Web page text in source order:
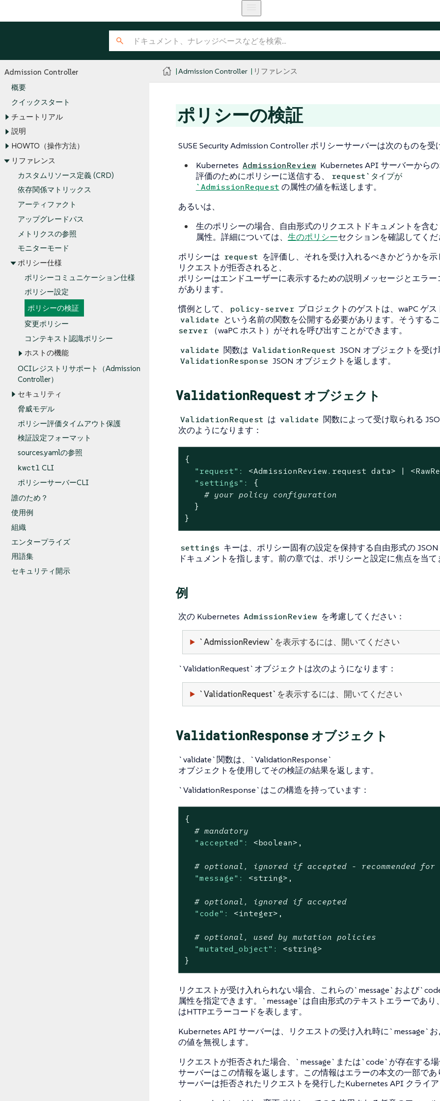
Admission Controller
概要
クイックスタート
チュートリアル
説明
HOWTO（操作方法）
リファレンス
カスタムリソース定義 (CRD)
依存関係マトリックス
アーティファクト
アップグレードパス
メトリクスの参照
モニターモード
ポリシー仕様
ポリシーコミュニケーション仕様
ポリシー設定
ポリシーの検証
変更ポリシー
コンテキスト認識ポリシー
ホストの機能
OCIレジストリサポート（Admission
Controller）
セキュリティ
脅威モデル
ポリシー評価タイムアウト保護
検証設定フォーマット
sources.yamlの参照
kwctl CLI
ポリシーサーバーCLI
誰のため？
使用例
組織
エンタープライズ
用語集
セキュリティ開示
Admission Controller リファレンス
ポリシーの検証
SUSE Security Admission Controller ポリシーサーバーは次のものを受
Kubernetes AdmissionReview Kubernetes API サーバーからの
評価のためにポリシーに送信する、
request`タイプが
`AdmissionRequest の属性の値を転送します。
あるいは、
生のポリシーの場合、自由形式のリクエストドキュメントを含む
属性。詳細については、 生のポリシーセクションを確認してくだ
ポリシーは request を評価し、それを受け入れるべきかどうかを示
リクエストが拒否されると、
ポリシーはエンドユーザーに表示するための説明メッセージとエラ
があります。
慣例として、
policy-server プロジェクトのゲストは、waPC ゲス
validate という名前の関数を公開する必要があります。そうするこ
server
（waPC ホスト）がそれを呼び出すことができます。
validate 関数は ValidationRequest JSON オブジェクトを受け
ValidationResponse JSON オブジェクトを返します。
ValidationRequestオブジェクト
ValidationRequest は validate 関数によって受け取られる
次のようになります：
{
"request":
<AdmissionReview.request data> |
"settings":
{
# your policy configuration
}
}
settings キーは、ポリシー固有の設定を保持する自由形式の JSON
ドキュメントを指します。前の章では、ポリシーと設定に焦点を当て
例
次の Kubernetes AdmissionReview を考慮してください：
`AdmissionReview`を表示するには、開いてください
`ValidationRequest`オブジェクトは次のようになります：
`ValidationRequest`を表示するには、開いてください
ValidationResponseオブジェクト
`validate`関数は、`ValidationResponse`
オブジェクトを使用してその検証の結果を返します。
`ValidationResponse`はこの構造を持っています：
{
# mandatory
"accepted":
<boolean>,
# optional, ignored if accepted - recommended
"message":
<string>,
# optional, ignored if accepted
"code":
<integer>,
# optional, used by mutation policies
"mutated_object":
<string>
}
リクエストが受け入れられない場合、これらの`message`および
属性を指定できます。`message`は自由形式のテキストエラーであ
はHTTPエラーコードを表します。
Kubernetes API サーバーは、リクエストの受け入れ時に`message`
の値を無視します。
リクエストが拒否された場合、`message`または`code`が存在する
サーバーはこの情報を返します。この情報はエラーの本文の一部であ
サーバーは拒否されたリクエストを発行したKubernetes API クライア